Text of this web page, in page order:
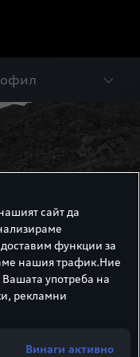
сайт да
функции за
нашия трафик.Ние
употреба на
рекламни
Винаги активно